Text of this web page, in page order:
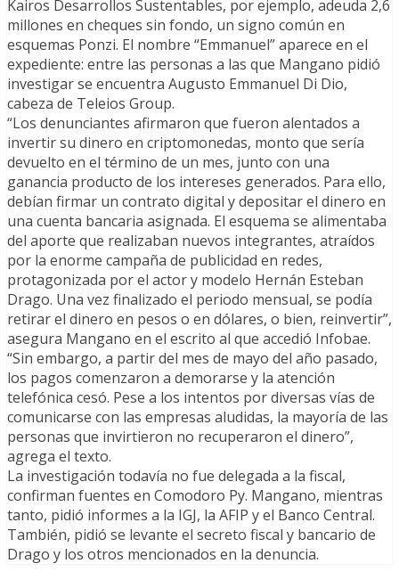
Kairos Desarrollos Sustentables, por ejemplo, adeuda 2,6
millones en cheques sin fondo, un signo común en
esquemas Ponzi. El nombre “Emmanuel” aparece en el
expediente: entre las personas a las que Mangano pidió
investigar se encuentra Augusto Emmanuel Di Dio,
cabeza de Teleios Group.
“Los denunciantes afirmaron que fueron alentados a
invertir su dinero en criptomonedas, monto que sería
devuelto en el término de un mes, junto con una
ganancia producto de los intereses generados. Para ello,
debían firmar un contrato digital y depositar el dinero en
una cuenta bancaria asignada. El esquema se alimentaba
del aporte que realizaban nuevos integrantes, atraídos
por la enorme campaña de publicidad en redes,
protagonizada por el actor y modelo Hernán Esteban
Drago. Una vez finalizado el periodo mensual, se podía
retirar el dinero en pesos o en dólares, o bien, reinvertir”,
asegura Mangano en el escrito al que accedió Infobae.
“Sin embargo, a partir del mes de mayo del año pasado,
los pagos comenzaron a demorarse y la atención
telefónica cesó. Pese a los intentos por diversas vías de
comunicarse con las empresas aludidas, la mayoría de las
personas que invirtieron no recuperaron el dinero”,
agrega el texto.
La investigación todavía no fue delegada a la fiscal,
confirman fuentes en Comodoro Py. Mangano, mientras
tanto, pidió informes a la IGJ, la AFIP y el Banco Central.
También, pidió se levante el secreto fiscal y bancario de
Drago y los otros mencionados en la denuncia.